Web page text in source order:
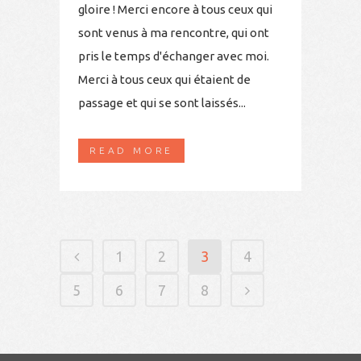
gloire ! Merci encore à tous ceux qui
sont venus à ma rencontre, qui ont
pris le temps d'échanger avec moi.
Merci à tous ceux qui étaient de
passage et qui se sont laissés...
READ MORE
1 2 3 4
5 6 7 8